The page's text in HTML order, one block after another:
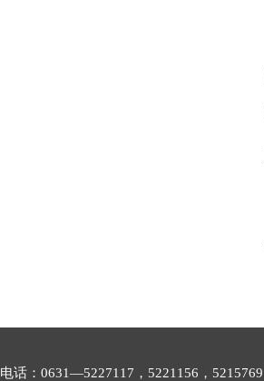
电话：0631—5227117，5221156，5215769